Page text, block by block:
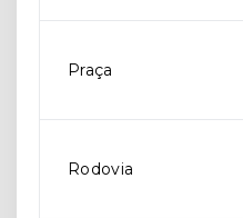
Praça
Rodovia